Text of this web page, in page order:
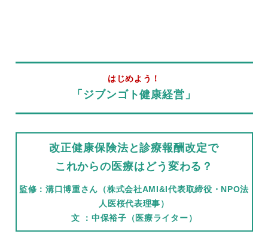
はじめよう！
「ジブンゴト健康経営」
改正健康保険法と診療報酬改定で
これからの医療はどう変わる？
監修：溝口博重さん（株式会社AMI&I代表取締役・NPO法
人医桜代表理事）
文 ：中保裕子（医療ライター）